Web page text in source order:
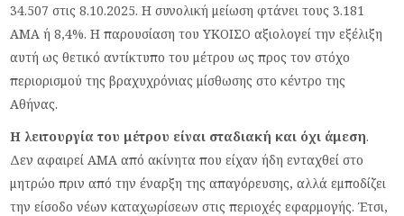
34.507 στις 8.10.2025. Η συνολική μείωση φτάνει τους 3.181
ΑΜΑ ή 8,4%. Η παρουσίαση του ΥΚΟΙΣΟ αξιολογεί την εξέλιξη
αυτή ως θετικό αντίκτυπο του μέτρου ως προς τον στόχο
περιορισμού της βραχυχρόνιας μίσθωσης στο κέντρο της
Αθήνας.
Η λειτουργία του μέτρου είναι σταδιακή και όχι άμεση.
Δεν αφαιρεί ΑΜΑ από ακίνητα που είχαν ήδη ενταχθεί στο
μητρώο πριν από την έναρξη της απαγόρευσης, αλλά εμποδίζει
την είσοδο νέων καταχωρίσεων στις περιοχές εφαρμογής. Έτσι,